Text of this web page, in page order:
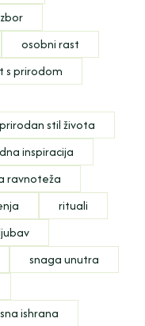
osobni rast
s prirodom
prirodan stil života
inspiracija
ravnoteža
rituali
snaga unutra
ishrana